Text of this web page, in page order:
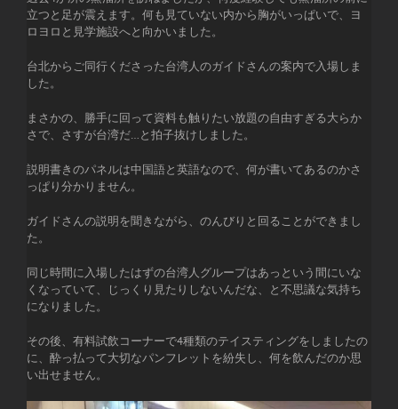
立つと足が震えます。何も見ていない内から胸がいっぱいで、ヨ
ロヨロと見学施設へと向かいました。
台北からご同行くださった台湾人のガイドさんの案内で入場しま
した。
まさかの、勝手に回って資料も触りたい放題の自由すぎる大らか
さで、さすが台湾だ…と拍子抜けしました。
説明書きのパネルは中国語と英語なので、何が書いてあるのかさ
っぱり分かりません。
ガイドさんの説明を聞きながら、のんびりと回ることができまし
た。
同じ時間に入場したはずの台湾人グループはあっという間にいな
くなっていて、じっくり見たりしないんだな、と不思議な気持ち
になりました。
その後、有料試飲コーナーで4種類のテイスティングをしましたの
に、酔っ払って大切なパンフレットを紛失し、何を飲んだのか思
い出せません。